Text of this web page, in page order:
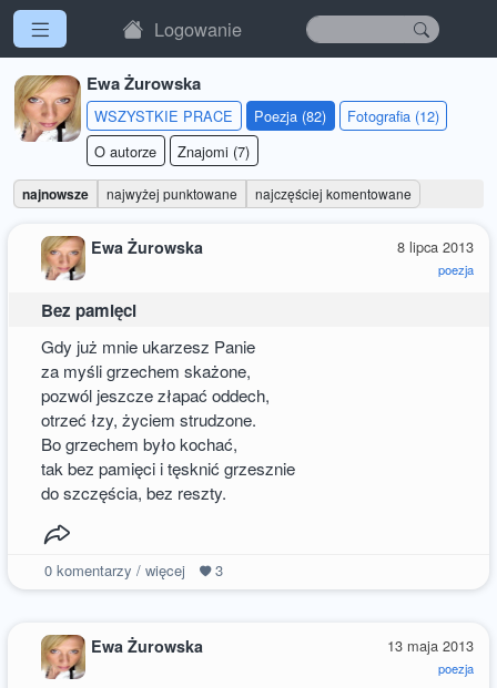
Logowanie
Ewa Żurowska
WSZYSTKIE PRACE Poezja (82)
Fotografia (12)
O autorze
Znajomi (7)
najnowsze najwyżej punktowane najczęściej komentowane
8 lipca 2013
poezja
Ewa Żurowska
Bez pamięci
Gdy już mnie ukarzesz Panie
za myśli grzechem skażone,
pozwól jeszcze złapać oddech,
otrzeć łzy, życiem strudzone.
Bo grzechem było kochać,
tak bez pamięci i tęsknić grzesznie
do szczęścia, bez reszty.
0komentarzy / więcej 3
13 maja 2013
poezja
Ewa Żurowska